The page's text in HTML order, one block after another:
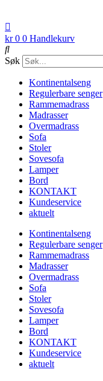
kr0 0 Handlekurv
Søk
Kontinentalseng
Regulerbare senger
Rammemadrass
Madrasser
Overmadrass
Sofa
Stoler
Sovesofa
Lamper
Bord
KONTAKT
Kundeservice
aktuelt
Kontinentalseng
Regulerbare senger
Rammemadrass
Madrasser
Overmadrass
Sofa
Stoler
Sovesofa
Lamper
Bord
KONTAKT
Kundeservice
aktuelt